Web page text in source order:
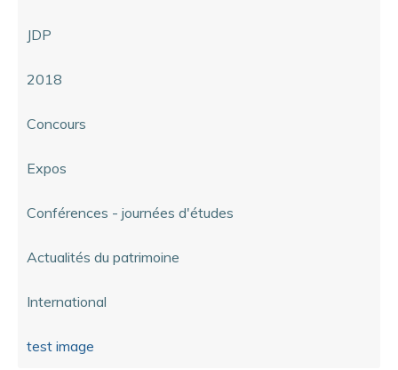
JDP
2018
Concours
Expos
Conférences - journées d'études
Actualités du patrimoine
International
test image